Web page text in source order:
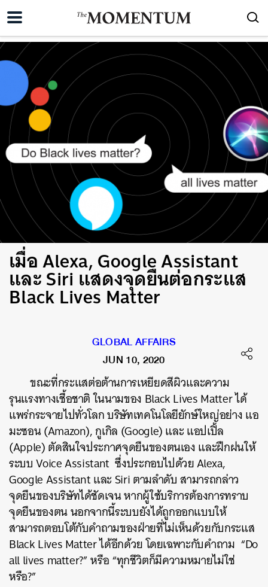
เมื่อ Alexa, Google Assistant
และ Siri แสดงจุดยืนต่อกระแส
Black Lives Matter
GLOBAL AFFAIRS
JUN 10, 2020
ขณะที่กระแสต่อต้านการเหยียดสีผิวและความ
รุนแรงทางเชื้อชาติ ในนามของ Black Lives Matter ได้
แพร่กระจายไปทั่วโลก บริษัทเทคโนโลยียักษ์ใหญ่อย่าง แอ
มะซอน (Amazon), กูเกิล (Google) และ แอปเปิ้ล
(Apple) ตัดสินใจประกาศจุดยืนของตนเอง และฝึกฝนให้
ระบบ Voice Assistant ซึ่งประกอบไปด้วย Alexa,
Google Assistant และ Siri ตามลำดับ สามารถกล่าว
จุดยืนของบริษัทได้ชัดเจน หากผู้ใช้บริการต้องการทราบ
จุดยืนของตน นอกจากนี้ระบบยังได้ถูกออกแบบให้
สามารถตอบโต้กับคำถามของฝ่ายที่ไม่เห็นด้วยกับกระแส
Black Lives Matter ได้อีกด้วย โดยเฉพาะกับคำถาม “Do
all lives matter?” หรือ “ทุกชีวิตก็มีความหมายไม่ใช่
หรือ?”